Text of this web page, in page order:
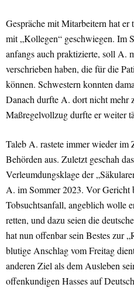
Gespräche mit Mitarbeitern hat
mit „Kollegen“ geschwiegen. Im
anfangs auch praktizierte, soll A.
verschrieben haben, die für die
können. Schwestern konnten
Danach durfte A. dort nicht mehr
Maßregelvollzug durfte er weiter
Taleb A. rastete immer wieder im
Behörden aus. Zuletzt geschah
Verleumdungsklage der
A. im Sommer 2023. Vor Gericht
Tobsuchtsanfall, angeblich wolle
retten, und dazu seien die
hat nun offenbar sein Bestes zur
blutige Anschlag vom Freitag
anderen Ziel als dem Ausleben
offenkundigen Hasses auf